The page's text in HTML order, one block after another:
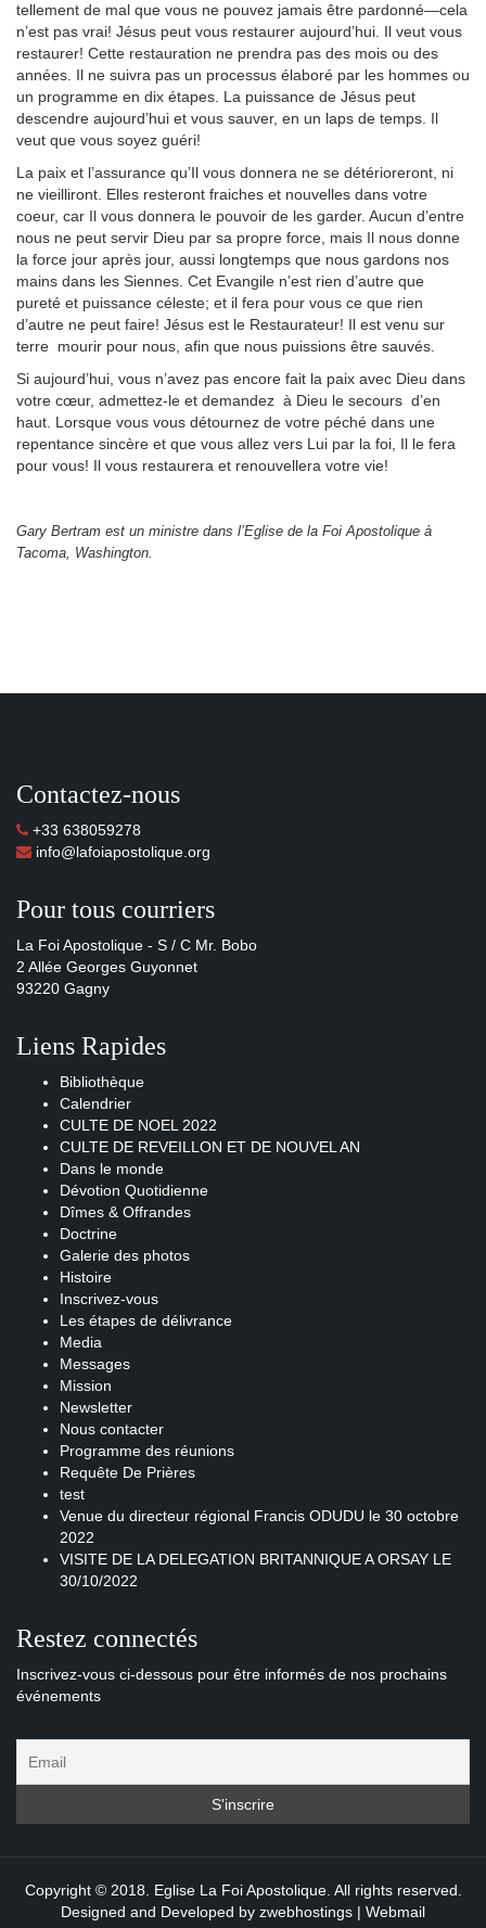
tellement de mal que vous ne pouvez jamais être pardonné—cela
n’est pas vrai! Jésus peut vous restaurer aujourd’hui. Il veut vous
restaurer! Cette restauration ne prendra pas des mois ou des
années. Il ne suivra pas un processus élaboré par les hommes ou
un programme en dix étapes. La puissance de Jésus peut
descendre aujourd’hui et vous sauver, en un laps de temps. Il
veut que vous soyez guéri!
La paix et l’assurance qu’Il vous donnera ne se détérioreront, ni
ne vieilliront. Elles resteront fraiches et nouvelles dans votre
coeur, car Il vous donnera le pouvoir de les garder. Aucun d’entre
nous ne peut servir Dieu par sa propre force, mais Il nous donne
la force jour après jour, aussi longtemps que nous gardons nos
mains dans les Siennes. Cet Evangile n’est rien d’autre que
pureté et puissance céleste; et il fera pour vous ce que rien
d’autre ne peut faire! Jésus est le Restaurateur! Il est venu sur
terre mourir pour nous, afin que nous puissions être sauvés.
Si aujourd’hui, vous n’avez pas encore fait la paix avec Dieu dans
votre cœur, admettez-le et demandez à Dieu le secours d’en
haut. Lorsque vous vous détournez de votre péché dans une
repentance sincère et que vous allez vers Lui par la foi, Il le fera
pour vous! Il vous restaurera et renouvellera votre vie!
Gary Bertram est un ministre dans l’Eglise de la Foi Apostolique à
Tacoma, Washington.
Contactez-nous
+33 638059278
info@lafoiapostolique.org
Pour tous courriers
La Foi Apostolique - S / C Mr. Bobo
2 Allée Georges Guyonnet
93220 Gagny
Liens Rapides
Bibliothèque
Calendrier
CULTE DE NOEL 2022
CULTE DE REVEILLON ET DE NOUVEL AN
Dans le monde
Dévotion Quotidienne
Dîmes & Offrandes
Doctrine
Galerie des photos
Histoire
Inscrivez-vous
Les étapes de délivrance
Media
Messages
Mission
Newsletter
Nous contacter
Programme des réunions
Requête De Prières
test
Venue du directeur régional Francis ODUDU le 30 octobre
2022
VISITE DE LA DELEGATION BRITANNIQUE A ORSAY LE
30/10/2022
Restez connectés
Inscrivez-vous ci-dessous pour être informés de nos prochains
événements
Copyright © 2018. Eglise La Foi Apostolique. All rights reserved.
Designed and Developed by zwebhostings | Webmail